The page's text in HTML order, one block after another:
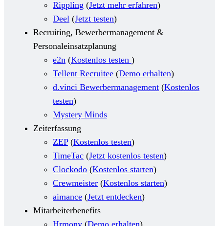
Rippling (Jetzt mehr erfahren)
Deel (Jetzt testen)
Recruiting, Bewerbermanagement &
Personaleinsatzplanung
e2n (Kostenlos testen )
Tellent Recruitee (Demo erhalten)
d.vinci Bewerbermanagement (Kostenlos
testen)
Mystery Minds
Zeiterfassung
ZEP(Kostenlos testen)
TimeTac (Jetzt kostenlos testen)
Clockodo (Kostenlos starten)
Crewmeister (Kostenlos starten)
aimance (Jetzt entdecken)
Mitarbeiterbenefits
Hrmony (Demo erhalten)